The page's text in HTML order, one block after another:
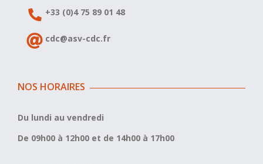
+33 (0)4 75 89 01 48
cdc@asv-cdc.fr
NOS HORAIRES
Du lundi au vendredi
De 09h00 à 12h00 et de 14h00 à 17h00